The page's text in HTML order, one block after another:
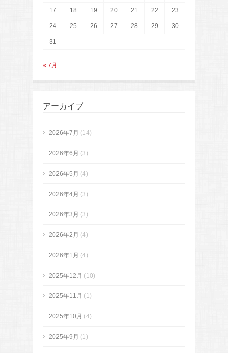
17 18 19 20 21 22 23
24 25 26 27 28 29 30
31
« 7月
アーカイブ
2026年7月 (14)
2026年6月 (3)
2026年5月 (4)
2026年4月 (3)
2026年3月 (3)
2026年2月 (4)
2026年1月 (4)
2025年12月 (10)
2025年11月 (1)
2025年10月 (4)
2025年9月 (1)